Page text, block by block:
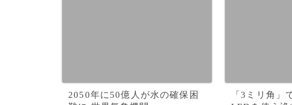
2050年に50億人が水の確保困
「3ミリ角」